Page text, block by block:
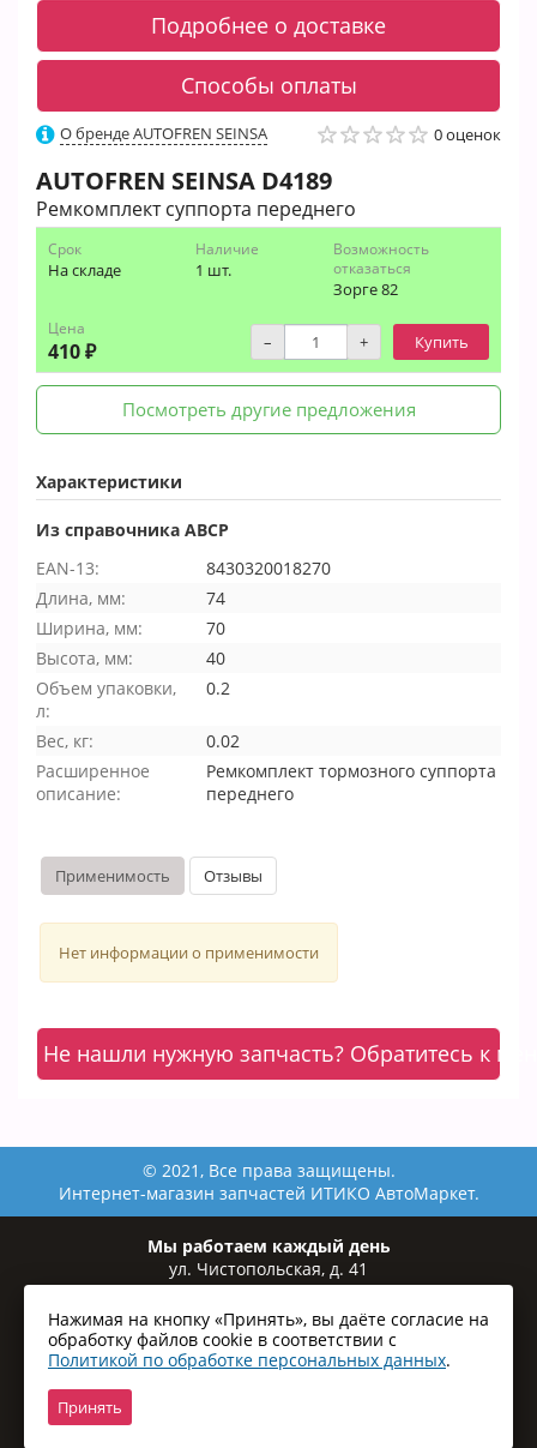
Нажимая на кнопку «Принять», вы даёте согласие на
обработку файлов cookie в соответствии с
Политикой по обработке персональных данных.
Принять
Подробнее о доставке
Способы оплаты
О бренде AUTOFREN SEINSA 0 оценок
AUTOFREN SEINSA D4189
Ремкомплект суппорта переднего
Срок
На складе
Наличие
1 шт.
Возможность
отказаться
Зорге 82
Цена
410 ₽ – + Купить
Посмотреть другие предложения
Характеристики
Из справочника ABCP
EAN-13:
8430320018270
Длина, мм:
74
Ширина, мм:
70
Высота, мм:
40
Объем упаковки,
л:
0.2
Вес, кг:
0.02
Расширенное
описание:
Ремкомплект тормозного суппорта
переднего
Применимость Отзывы
Нет информации о применимости
Не нашли нужную запчасть? Обратитесь к
© 2021, Все права защищены.
Интернет-магазин запчастей ИТИКО АвтоМаркет.
Мы работаем каждый день
ул. Чистопольская, д. 41
ул. Рихарда Зорге, 82
ул. Копылова, 1а
+7 (966) 260-99-84
Без выходных:с 9:00 до 21:00